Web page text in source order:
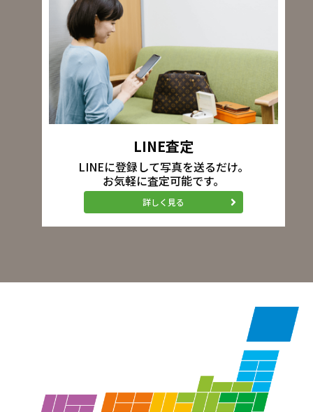
LINE査定
LINEに登録して写真を送るだけ。
お気軽に査定可能です。
詳しく見る